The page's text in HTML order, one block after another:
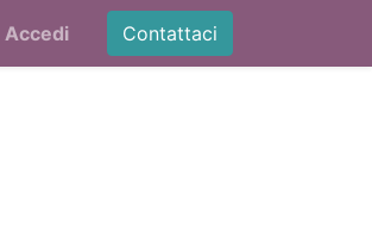
Accedi Contattaci